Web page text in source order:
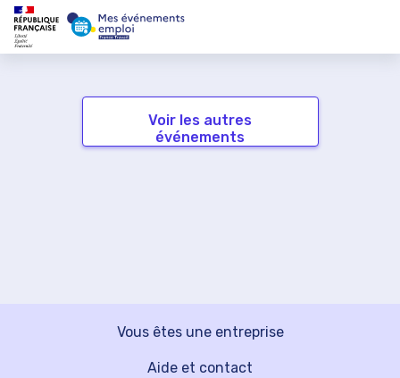
Voir les autres
événements
Vous êtes une entreprise
Aide et contact